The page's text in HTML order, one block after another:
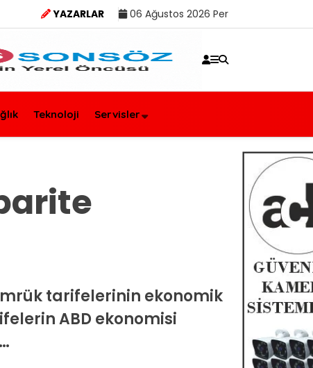
YAZARLAR 06 Ağustos 2026 Per
Teknoloji Servisler
tarifelerinin ekonomik
ABD ekonomisi